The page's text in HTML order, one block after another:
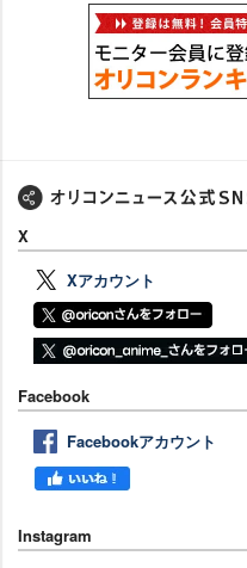
X
Xアカウント
Facebook
Facebookアカウント
Instagram